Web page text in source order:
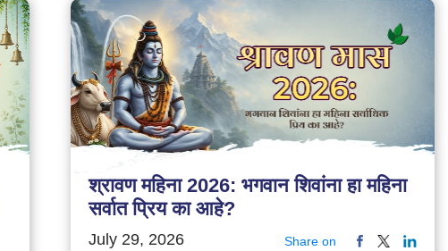
श्रावण महिना 2026: भगवान शिवांना हा महिना
सर्वात प्रिय का आहे?
July 29, 2026 Share on